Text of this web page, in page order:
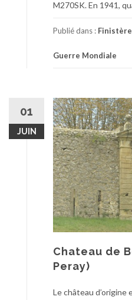
M270SK. En 1941,
Publié dans : Finistère
Guerre Mondiale
01
JUIN
Chateau de
Peray)
Le château